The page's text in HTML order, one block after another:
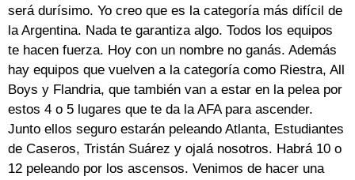
será durísimo. Yo creo que es la categoría más difícil de
la Argentina. Nada te garantiza algo. Todos los equipos
te hacen fuerza. Hoy con un nombre no ganás. Además
hay equipos que vuelven a la categoría como Riestra, All
Boys y Flandria, que también van a estar en la pelea por
estos 4 o 5 lugares que te da la AFA para ascender.
Junto ellos seguro estarán peleando Atlanta, Estudiantes
de Caseros, Tristán Suárez y ojalá nosotros. Habrá 10 o
12 peleando por los ascensos. Venimos de hacer una